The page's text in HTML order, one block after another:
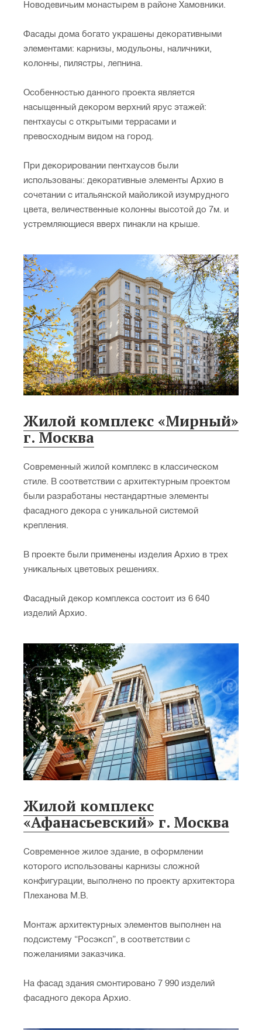
Новодевичьим монастырем в районе Хамовники.
Фасады дома богато украшены декоративными
элементами: карнизы, модульоны, наличники,
колонны, пилястры, лепнина.
Особенностью данного проекта является
насыщенный декором верхний ярус этажей:
пентхаусы с открытыми террасами и
превосходным видом на город.
При декорировании пентхаусов были
использованы: декоративные элементы Архио в
сочетании с итальянской майоликой изумрудного
цвета, величественные колонны высотой до 7м. и
устремляющиеся вверх пинакли на крыше.
Жилой комплекс «Мирный»
г. Москва
Современный жилой комплекс в классическом
стиле. В соответствии с архитектурным проектом
были разработаны нестандартные элементы
фасадного декора с уникальной системой
крепления.
В проекте были применены изделия Архио в трех
уникальных цветовых решениях.
Фасадный декор комплекса состоит из 6 640
изделий Архио.
Жилой комплекс
«Афанасьевский» г. Москва
Современное жилое здание, в оформлении
которого использованы карнизы сложной
конфигурации, выполнено по проекту архитектора
Плеханова М.В.
Монтаж архитектурных элементов выполнен на
подсистему “Росэксп”, в соответствии с
пожеланиями заказчика.
На фасад здания смонтировано 7 990 изделий
фасадного декора Архио.